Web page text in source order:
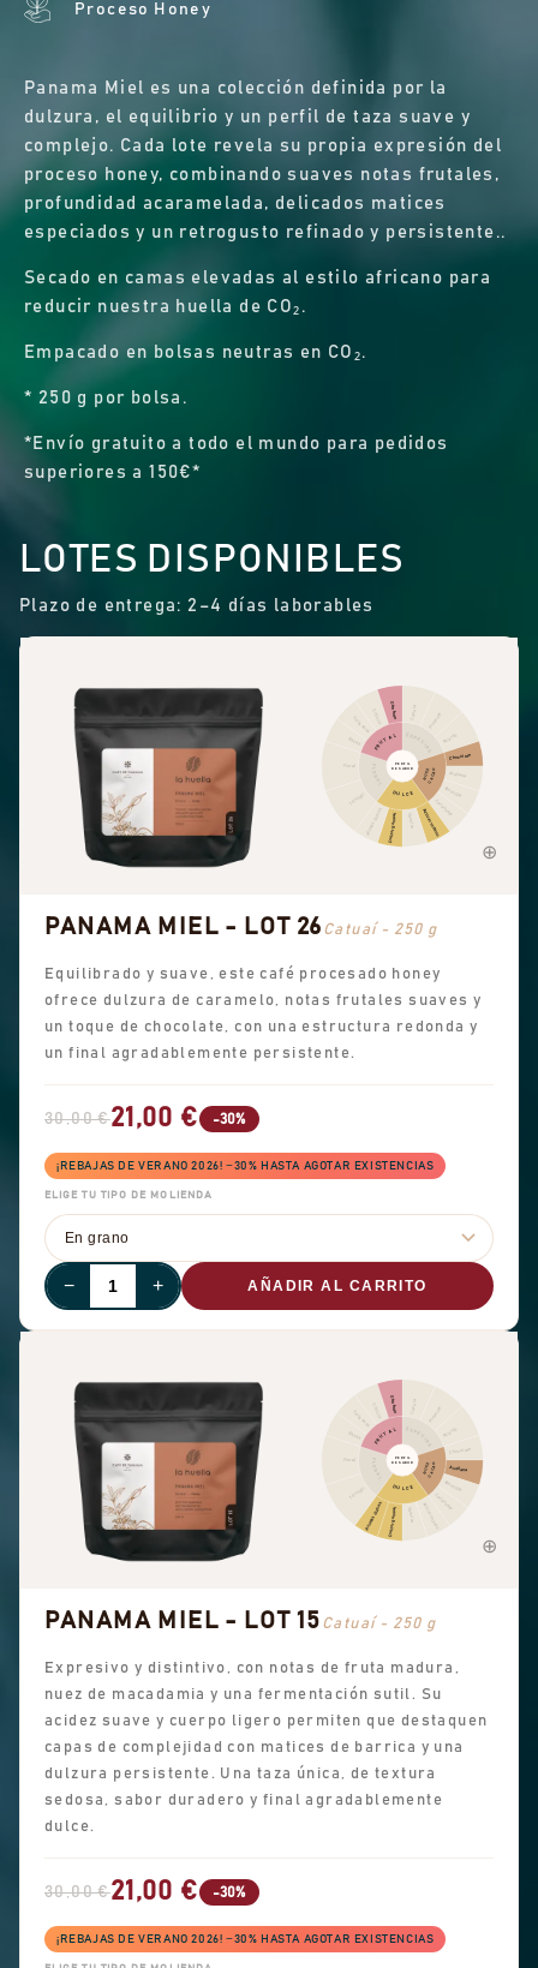
Proceso Honey
Panama Miel es una colección definida por la
dulzura, el equilibrio y un perfil de taza suave y
complejo. Cada lote revela su propia expresión del
proceso honey, combinando suaves notas frutales,
profundidad acaramelada, delicados matices
especiados y un retrogusto refinado y persistente..
Secado en camas elevadas al estilo africano para
reducir nuestra huella de CO₂.
Empacado en bolsas neutras en CO₂.
* 250 g por bolsa.
*Envío gratuito a todo el mundo para pedidos
superiores a 150€*
LOTES DISPONIBLES
Plazo de entrega: 2–4 días laborables
Canela Pimienta
Picante
Chocolate
Avellana
Almendra
Cacahuete
Azúcar moreno
Dulzor general
Aromas dulces
Té negro
Floral
Fruta seca
Otra fruta
NUEZCACAO
DULCE
FRUTAL
PERFIL
DE SABOR
PANAMA MIEL - LOT 26 Catuaí - 250 g
Equilibrado y suave, este café procesado honey
ofrece dulzura de caramelo, notas frutales suaves y
un toque de chocolate, con una estructura redonda y
un final agradablemente persistente.
30,00 €21,00 € -30%
¡REBAJAS DE VERANO 2026! −30% HASTA AGOTAR EXISTENCIAS
ELIGE TU TIPO DE MOLIENDA
− + AÑADIR AL CARRITO
Canela Pimienta
Picante
Chocolate
Avellana
Almendra
Cacahuete
Dulzor general
Aromas dulces
Té negro
Floral
Fruta seca
Otra fruta
NUEZCACAO
DULCE
FRUTAL
PERFIL
DE SABOR
PANAMA MIEL - LOT 15 Catuaí - 250 g
Expresivo y distintivo, con notas de fruta madura,
nuez de macadamia y una fermentación sutil. Su
acidez suave y cuerpo ligero permiten que destaquen
capas de complejidad con matices de barrica y una
dulzura persistente. Una taza única, de textura
sedosa, sabor duradero y final agradablemente
dulce.
30,00 €21,00 € -30%
¡REBAJAS DE VERANO 2026! −30% HASTA AGOTAR EXISTENCIAS